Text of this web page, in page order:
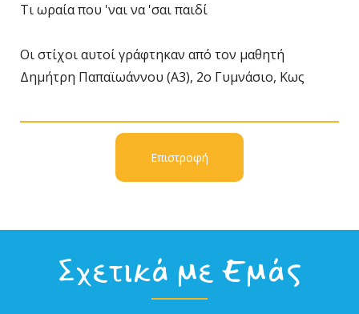
Τι ωραία που 'ναι να 'σαι παιδί
Οι στίχοι αυτοί γράφτηκαν από τον μαθητή
Δημήτρη Παπαϊωάννου (Α3), 2ο Γυμνάσιο, Κως
Επιστροφή
Σχετικά με Εμάς